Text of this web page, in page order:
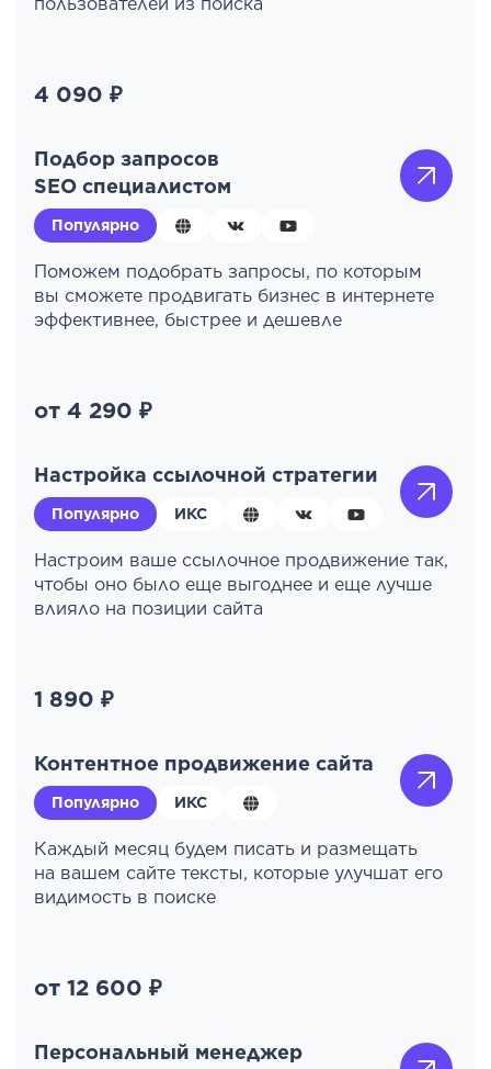
4 090 ₽
Подбор запросов
SEO специалистом
Популярно
Поможем подобрать запросы, по которым
вы сможете продвигать бизнес в интернете
эффективнее, быстрее и дешевле
от 4 290 ₽
Настройка ссылочной стратегии
Популярно ИКС
Настроим ваше ссылочное продвижение так,
чтобы оно было еще выгоднее и еще лучше
влияло на позиции сайта
1 890 ₽
Контентное продвижение сайта
Популярно ИКС
Каждый месяц будем писать и размещать
на вашем сайте тексты, которые улучшат его
видимость в поиске
от 12 600 ₽
Персональный менеджер